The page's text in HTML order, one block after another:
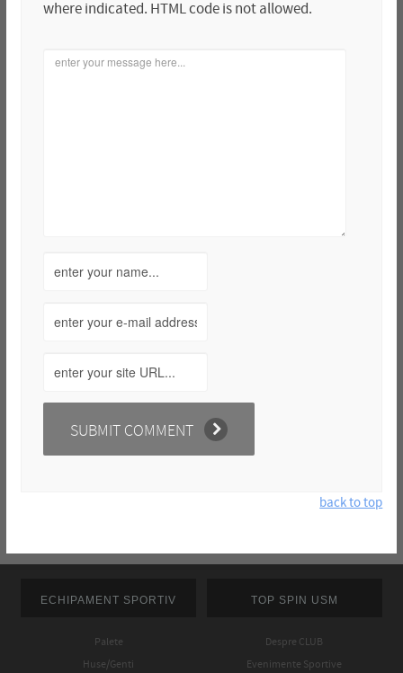
where indicated. HTML code is not allowed.
back to top
ECHIPAMENT SPORTIV
Palete
Huse/Genti
TOP SPIN USM
Despre CLUB
Evenimente Sportive